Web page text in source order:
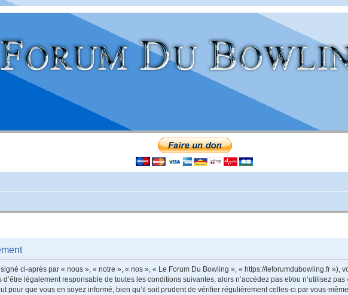
ci-après par « nous », « notre », « nos », « Le Forum Du Bowling », « https://leforumdubowling.fr »),
légalement responsable de toutes les conditions suivantes, alors n’accédez pas et/ou n’utilisez
pour que vous en soyez informé, bien qu’il soit prudent de vérifier régulièrement celles-ci par vous-